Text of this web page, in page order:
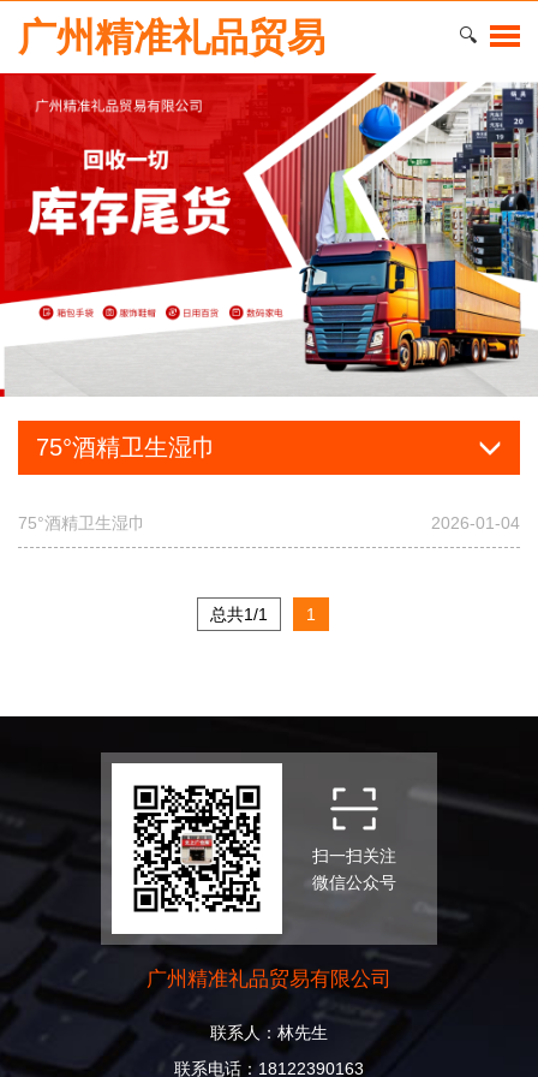
🔍
广州精准礼品贸易
75°酒精卫生湿巾
75°酒精卫生湿巾 2026-01-04
总共1/1 1
扫一扫关注
微信公众号
广州精准礼品贸易有限公司
联系人：林先生
联系电话：18122390163